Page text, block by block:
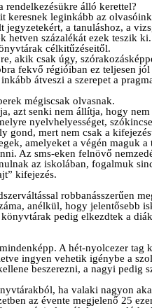
rendelkezésükre álló kerettel?
leginkább az
jegyzetekért, a tanuláshoz, a
hetven százalékát ezek teszik ki.
célkitűzéseitől.
akik csak úgy,
fekvő régióiban ez teljesen
átveszi a szerepet a
mégiscsak olvasnak.
azt senki nem állítja, hogy
nyelvhelyességet,
gond, mert nem csak a
amelyeket a végén maguk a
Az sms-eken felnövő
az iskolában, fogalmuk
kifejezés.
robbanásszerűen
anélkül, hogy jelentősebb
pedig elkezdtek a
A hét-nyolcezer tag
ingyen vehetik igénybe a
beszerezni, a nagyi pedig
ha valaki nagyon
az évente megjelenő 25